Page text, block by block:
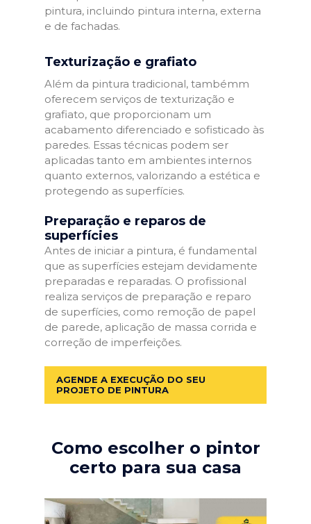
pintura, incluindo pintura interna, externa
e de fachadas.
Texturização e grafiato
Além da pintura tradicional, tambémm
oferecem serviços de texturização e
grafiato, que proporcionam um
acabamento diferenciado e sofisticado às
paredes. Essas técnicas podem ser
aplicadas tanto em ambientes internos
quanto externos, valorizando a estética e
protegendo as superfícies.
Preparação e reparos de
superfícies
Antes de iniciar a pintura, é fundamental
que as superfícies estejam devidamente
preparadas e reparadas. O profissional
realiza serviços de preparação e reparo
de superfícies, como remoção de papel
de parede, aplicação de massa corrida e
correção de imperfeições.
AGENDE A EXECUÇÃO DO SEU
PROJETO DE PINTURA
Como escolher o pintor
certo para sua casa